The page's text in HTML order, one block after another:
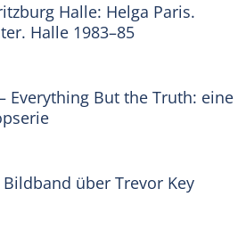
Halle: Helga Paris.
Halle 1983–85
Everything But the Truth: eine
über Trevor Key